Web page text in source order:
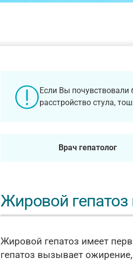
ⓘЕсли Вы
расстройство стула,
Врач гепатолог
Жировой
Жировой гепатоз имеет
гепатоз вызывает